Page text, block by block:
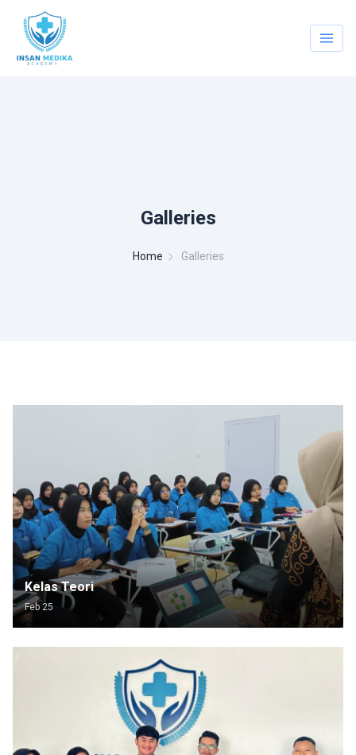
Galleries
Home Galleries
Kelas Teori
Feb 25